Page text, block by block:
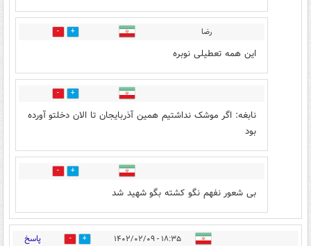
رضا 24
این همه تعطیلی نوبره
22
نابغه: اگر موشک نداشتیم همین آذربایجان تا الان دخلتو آورده
بود
18
بی شعور نفهم نگو کشته بگو شهید شد
۱۸:۳۵ - ۱۴۰۲/۰۲/۰۹ 57 پاسخ